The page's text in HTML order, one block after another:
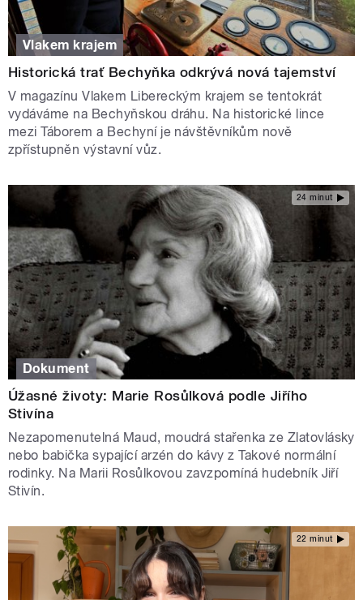
Vlakem krajem
Historická trať Bechyňka odkrývá nová tajemství
V magazínu Vlakem Libereckým krajem se tentokrát
vydáváme na Bechyňskou dráhu. Na historické lince
mezi Táborem a Bechyní je návštěvníkům nově
zpřístupněn výstavní vůz.
24 minut
Dokument
Úžasné životy: Marie Rosůlková podle Jiřího
Stivína
Nezapomenutelná Maud, moudrá stařenka ze Zlatovlásky
nebo babička sypající arzén do kávy z Takové normální
rodinky. Na Marii Rosůlkovou zavzpomíná hudebník Jiří
Stivín.
22 minut